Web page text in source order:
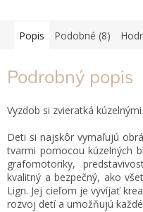
Popis Podobné (8)
Podrobný popis
Vyzdob si zvieratká
Deti si najskôr vymaľujú
tvarmi pomocou kúzelných
grafomotoriky,
kvalitný a bezpečný, ako
Lign. Jej cieľom je vyvíjať
rozvoj detí a umožňujú